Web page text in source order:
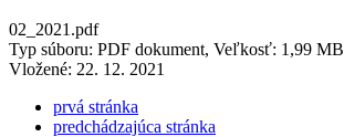
02_2021.pdf
Typ súboru: PDF dokument, Veľkosť: 1,99 MB
Vložené: 22. 12. 2021
prvá stránka
predchádzajúca stránka